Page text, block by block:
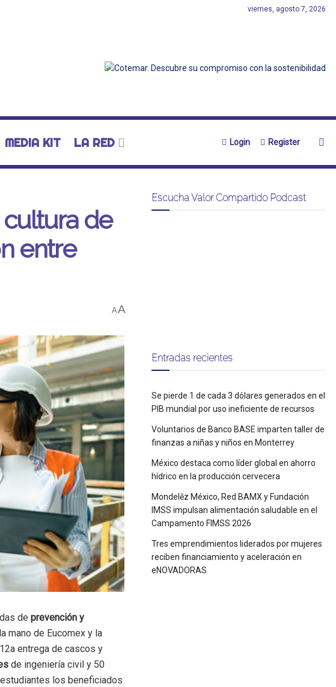
viernes, agosto 7, 2026
MEDIA KIT LA RED Login Register
de
entre
AA
de prevención y
mano de Eucomex y la
entrega de cascos y
de ingeniería civil y 50
los beneficiados
Escucha Valor Compartido Podcast
Entradas recientes
Se pierde 1 de cada 3 dólares generados en el
PIB mundial por uso ineficiente de recursos
Voluntarios de Banco BASE imparten taller de
finanzas a niñas y niños en Monterrey
México destaca como líder global en ahorro
hídrico en la producción cervecera
Mondelēz México, Red BAMX y Fundación
IMSS impulsan alimentación saludable en el
Campamento FIMSS 2026
Tres emprendimientos liderados por mujeres
reciben financiamiento y aceleración en
eNOVADORAS